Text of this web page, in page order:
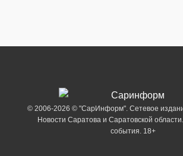
© 2006-2026 © "СарИнформ". Сетевое
Новости Саратова и Саратовской
события. 18+